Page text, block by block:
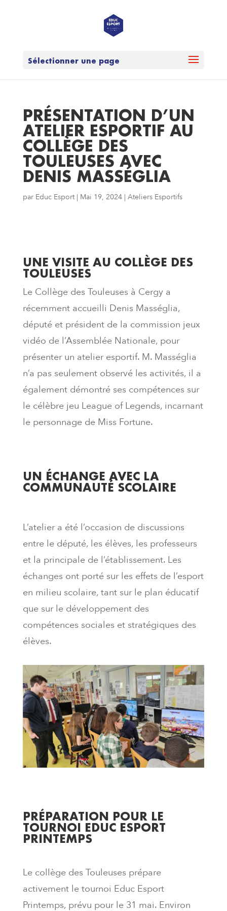
Sélectionner une page
PRÉSENTATION D’UN
ATELIER ESPORTIF AU
COLLÈGE DES
TOULEUSES AVEC
DENIS MASSÉGLIA
par Educ Esport| Mai 19, 2024| Ateliers Esportifs
UNE VISITE AU COLLÈGE DES
TOULEUSES
Le Collège des Touleuses à Cergy a
récemment accueilli Denis Masséglia,
député et président de la commission jeux
vidéo de l’Assemblée Nationale, pour
présenter un atelier esportif. M. Masséglia
n’a pas seulement observé les activités, il a
également démontré ses compétences sur
le célèbre jeu League of Legends, incarnant
le personnage de Miss Fortune.
UN ÉCHANGE AVEC LA
COMMUNAUTÉ SCOLAIRE
L’atelier a été l’occasion de discussions
entre le député, les élèves, les professeurs
et la principale de l’établissement. Les
échanges ont porté sur les effets de l’esport
en milieu scolaire, tant sur le plan éducatif
que sur le développement des
compétences sociales et stratégiques des
élèves.
PRÉPARATION POUR LE
TOURNOI EDUC ESPORT
PRINTEMPS
Le collège des Touleuses prépare
activement le tournoi Educ Esport
Printemps, prévu pour le 31 mai. Environ